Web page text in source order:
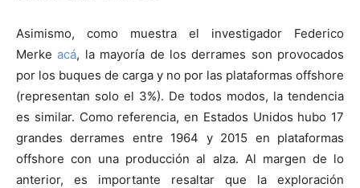
Asimismo, como muestra el investigador Federico
Merke acá, la mayoría de los derrames son provocados
por los buques de carga y no por las plataformas offshore
(representan solo el 3%). De todos modos, la tendencia
es similar. Como referencia, en Estados Unidos hubo 17
grandes derrames entre 1964 y 2015 en plataformas
offshore con una producción al alza. Al margen de lo
anterior, es importante resaltar que la exploración